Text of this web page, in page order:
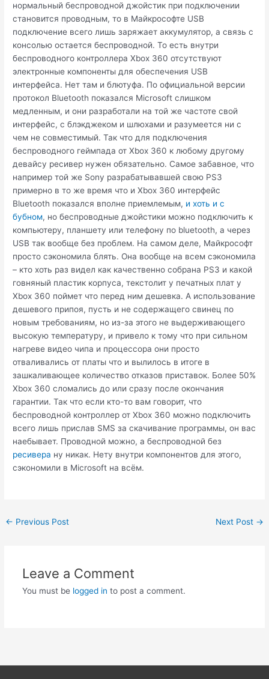
нормальный беспроводной джойстик при подключении
становится проводным, то в Майкрософте USB
подключение всего лишь заряжает аккумулятор, а связь с
консолью остается беспроводной. То есть внутри
беспроводного контроллера Xbox 360 отсутствуют
электронные компоненты для обеспечения USB
интерфейса. Нет там и блютуфа. По официальной версии
протокол Bluetooth показался Microsoft слишком
медленным, и они разработали на той же частоте свой
интерфейс, с блэкджеком и шлюхами и разумеется ни с
чем не совместимый. Так что для подключения
беспроводного геймпада от Xbox 360 к любому другому
девайсу ресивер нужен обязательно. Самое забавное, что
например той же Sony разрабатывавшей свою PS3
примерно в то же время что и Xbox 360 интерфейс
Bluetooth показался вполне приемлемым, и хоть и c
бубном, но беспроводные джойстики можно подключить к
компьютеру, планшету или телефону по bluetooth, а через
USB так вообще без проблем. На самом деле, Майкрософт
просто сэкономила блять. Она вообще на всем сэкономила
– кто хоть раз видел как качественно собрана PS3 и какой
говняный пластик корпуса, текстолит у печатных плат у
Xbox 360 поймет что перед ним дешевка. А использование
дешевого припоя, пусть и не содержащего свинец по
новым требованиям, но из-за этого не выдерживающего
высокую температуру, и привело к тому что при сильном
нагреве видео чипа и процессора они просто
отваливались от платы что и вылилось в итоге в
зашкаливающее количество отказов приставок. Более 50%
Xbox 360 сломались до или сразу после окончания
гарантии. Так что если кто-то вам говорит, что
беспроводной контроллер от Xbox 360 можно подключить
всего лишь прислав SMS за скачивание программы, он вас
наебывает. Проводной можно, а беспроводной без
ресивера ну никак. Нету внутри компонентов для этого,
сэкономили в Microsoft на всём.
Post
← Previous Post Next Post →
Leave a Comment
You must be logged in to post a comment.